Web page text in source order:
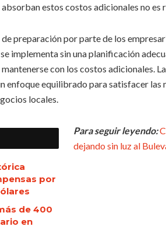
estos costos adicionales no es
preparación por parte de los
implementa sin una planificación
con los costos adicionales.
enfoque equilibrado para satisfacer las
locales.
por
de 400
en
Para seguir leyendo:
dejando sin luz al